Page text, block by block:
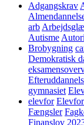
Adgangskrav
arb
Autisme
Brobygning
Demokratisk
gymnasiet
elevfor
Fængsler
Finanslov